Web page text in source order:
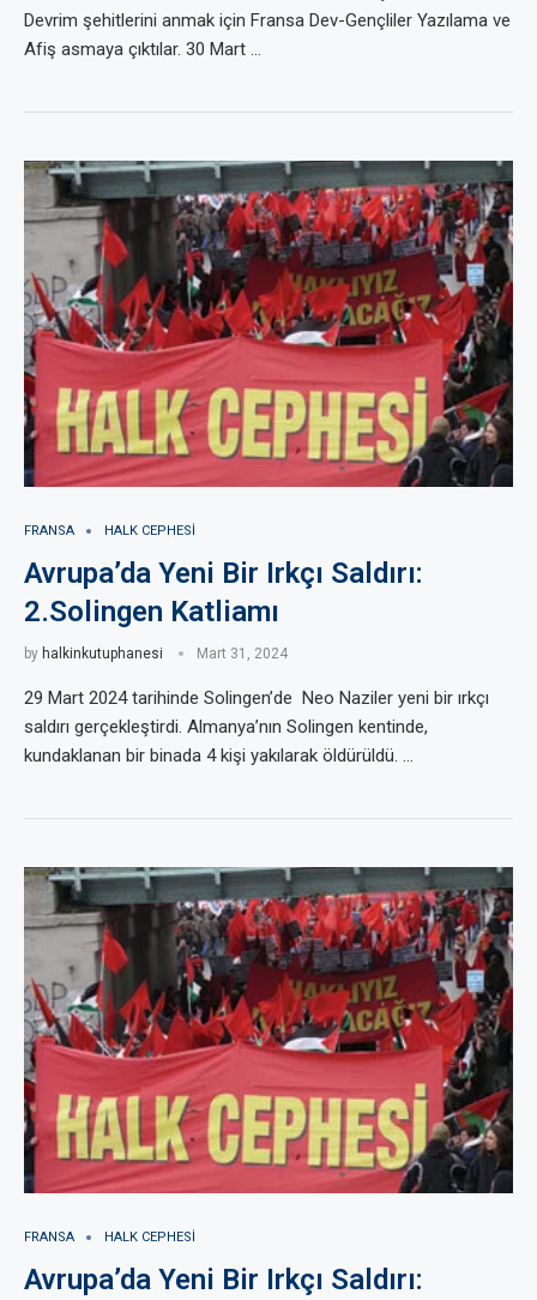
Devrim şehitlerini anmak için Fransa Dev-Gençliler Yazılama ve
Afiş asmaya çıktılar. 30 Mart …
FRANSA HALK CEPHESI
Avrupa’da Yeni Bir Irkçı Saldırı:
2.Solingen Katliamı
by halkinkutuphanesi Mart 31, 2024
29 Mart 2024 tarihinde Solingen’de Neo Naziler yeni bir ırkçı
saldırı gerçekleştirdi. Almanya’nın Solingen kentinde,
kundaklanan bir binada 4 kişi yakılarak öldürüldü. …
FRANSA HALK CEPHESI
Avrupa’da Yeni Bir Irkçı Saldırı: